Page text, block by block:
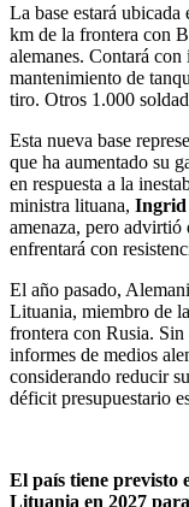
La base estará
km de la frontera con
alemanes. Contará
mantenimiento de
tiro. Otros 1.000
Esta nueva base
que ha aumentado su
en respuesta a la
ministra lituana, Ingrid
amenaza, pero advirtió
enfrentará con
El año pasado,
Lituania, miembro de la
frontera con Rusia. Sin
informes de medios
considerando reducir
déficit presupuestario
El país tiene previsto
Lituania en 2027